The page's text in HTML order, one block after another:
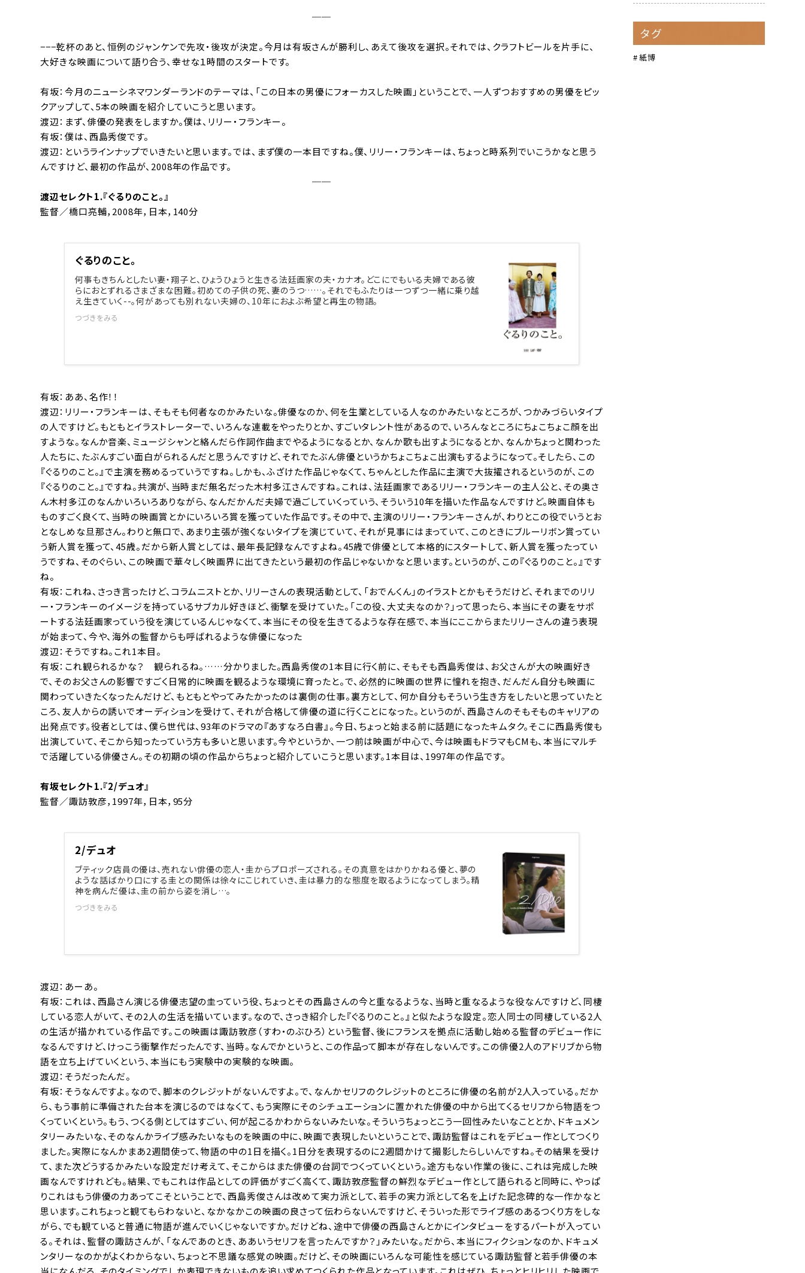
──
−−−乾杯のあと、恒例のジャンケンで先攻・後攻が決定。今月は有坂さんが勝利し、あえて後攻を選択。それでは、クラフトビールを片手に、
大好きな映画について語り合う、幸せな１時間のスタートです。
有坂：今月のニューシネマワンダーランドのテーマは、「この日本の男優にフォーカスした映画」ということで、一人ずつおすすめの男優をピッ
クアップして、5本の映画を紹介していこうと思います。
渡辺：まず、俳優の発表をしますか。僕は、リリー・フランキー。
有坂：僕は、西島秀俊です。
渡辺：というラインナップでいきたいと思います。では、まず僕の一本目ですね。僕、リリー・フランキーは、ちょっと時系列でいこうかなと思う
んですけど、最初の作品が、2008年の作品です。
──
渡辺セレクト1.『ぐるりのこと。』
監督／橋口亮輔，2008年，日本，140分
ぐるりのこと。
何事もきちんとしたい妻・翔子と、ひょうひょうと生きる法廷画家の夫・カナオ。どこにでもいる夫婦である彼
らにおとずれるさまざまな困難。初めての子供の死、妻のうつ……。それでもふたりは一つずつ一緒に乗り越
え生きていく--。何があっても別れない夫婦の、10年におよぶ希望と再生の物語。
つづきをみる
有坂：ああ、名作！！
渡辺：リリー・フランキーは、そもそも何者なのかみたいな。俳優なのか、何を生業としている人なのかみたいなところが、つかみづらいタイプ
の人ですけど。もともとイラストレーターで、いろんな連載をやったりとか、すごいタレント性があるので、いろんなところにちょこちょこ顔を出
すような。なんか音楽、ミュージシャンと絡んだら作詞作曲までやるようになるとか、なんか歌も出すようになるとか、なんかちょっと関わった
人たちに、たぶんすごい面白がられるんだと思うんですけど、それでたぶん俳優というかちょこちょこ出演もするようになって。そしたら、この
『ぐるりのこと。』で主演を務めるっていうですね。しかも、ふざけた作品じゃなくて、ちゃんとした作品に主演で大抜擢されるというのが、この
『ぐるりのこと。』ですね。共演が、当時まだ無名だった木村多江さんですね。これは、法廷画家であるリリー・フランキーの主人公と、その奥さ
ん木村多江のなんかいろいろありながら、なんだかんだ夫婦で過ごしていくっていう、そういう10年を描いた作品なんですけど。映画自体も
ものすごく良くて、当時の映画賞とかにいろいろ賞を獲っていた作品です。その中で、主演のリリー・フランキーさんが、わりとこの役でいうとお
となしめな旦那さん。わりと無口で、あまり主張が強くないタイプを演じていて、それが見事にはまっていて、このときにブルーリボン賞ってい
う新人賞を獲って、45歳。だから新人賞としては、最年長記録なんですよね。45歳で俳優として本格的にスタートして、新人賞を獲ったってい
うですね、そのぐらい、この映画で華々しく映画界に出てきたという最初の作品じゃないかなと思います。というのが、この『ぐるりのこと。』です
ね。
有坂：これね、さっき言ったけど、コラムニストとか、リリーさんの表現活動として、「おでんくん」のイラストとかもそうだけど、それまでのリリ
ー・フランキーのイメージを持っているサブカル好きほど、衝撃を受けていた。「この役、大丈夫なのか？」って思ったら、本当にその妻をサポ
ートする法廷画家っていう役を演じているんじゃなくて、本当にその役を生きてるような存在感で、本当にここからまたリリーさんの違う表現
が始まって、今や、海外の監督からも呼ばれるような俳優になった
渡辺：そうですね。これ1本目。
有坂：これ観られるかな？ 観られるね。……分かりました。西島秀俊の1本目に行く前に、そもそも西島秀俊は、お父さんが大の映画好き
で、そのお父さんの影響ですごく日常的に映画を観るような環境に育ったと。で、必然的に映画の世界に憧れを抱き、だんだん自分も映画に
関わっていきたくなったんだけど、もともとやってみたかったのは裏側の仕事。裏方として、何か自分もそういう生き方をしたいと思っていたと
ころ、友人からの誘いでオーディションを受けて、それが合格して俳優の道に行くことになった。というのが、西島さんのそもそものキャリアの
出発点です。役者としては、僕ら世代は、93年のドラマの『あすなろ白書 』。今日、ちょっと始まる前に話題になったキムタク。そこに西島秀俊も
出演していて、そこから知ったっていう方も多いと思います。今やというか、一つ前は映画が中心で、今は映画もドラマもCMも、本当にマルチ
で活躍している俳優さん。その初期の頃の作品からちょっと紹介していこうと思います。1本目は、1997年の作品です。
有坂セレクト1.『2/デュオ』
監督／諏訪敦彦，1997年，日本，95分
2/デュオ
ブティック店員の優は、売れない俳優の恋人・圭からプロポーズされる。その真意をはかりかねる優と、夢の
ような話ばかり口にする圭との関係は徐々にこじれていき、圭は暴力的な態度を取るようになってしまう。精
神を病んだ優は、圭の前から姿を消し…。
つづきをみる
渡辺：あーあ。
有坂：これは、西島さん演じる俳優志望の圭っていう役、ちょっとその西島さんの今と重なるような、当時と重なるような役なんですけど、同棲
している恋人がいて、その2人の生活を描いています。なので、さっき紹介した『ぐるりのこと。』と似たような設定。恋人同士の同棲している2人
の生活が描かれている作品です。この映画は諏訪敦彦（すわ・のぶひろ）という監督、後にフランスを拠点に活動し始める監督のデビュー作に
なるんですけど、けっこう衝撃作だったんです、当時。なんでかというと、この作品って脚本が存在しないんです。この俳優2人のアドリブから物
語を立ち上げていくという、本当にもう実験中の実験的な映画。
渡辺：そうだったんだ。
有坂：そうなんですよ。なので、脚本のクレジットがないんですよ。で、なんかセリフのクレジットのところに俳優の名前が2人入っている。だか
ら、もう事前に準備された台本を演じるのではなくて、もう実際にそのシチュエーションに置かれた俳優の中から出てくるセリフから物語をつ
くっていくという。もう、つくる側としてはすごい、何が起こるかわからないみたいな。そういうちょっとこう一回性みたいなこととか、ドキュメン
タリーみたいな、そのなんかライブ感みたいなものを映画の中に、映画で表現したいということで、諏訪監督はこれをデビュー作としてつくり
ました。実際になんかまあ2週間使って、物語の中の1日を描く。1日分を表現するのに2週間かけて撮影したらしいんですね。その結果を受け
て、また次どうするかみたいな設定だけ考えて、そこからはまた俳優の台詞でつくっていくという。途方もない作業の後に、これは完成した映
画なんですけれども。結果、でもこれは作品としての評価がすごく高くて、諏訪敦彦監督の鮮烈なデビュー作として語られると同時に、やっぱ
りこれはもう俳優の力あってこそということで、西島秀俊さんは改めて実力派として、若手の実力派として名を上げた記念碑的な一作かなと
思います。これちょっと観てもらわないと、なかなかこの映画の良さって伝わらないんですけど、そういった形でライブ感のあるつくり方をしな
がら、でも観ていると普通に物語が進んでいくじゃないですか。だけどね、途中で俳優の西島さんとかにインタビューをするパートが入ってい
る。それは、監督の諏訪さんが、「なんであのとき、ああいうセリフを言ったんですか？」みたいな。だから、本当にフィクションなのか、ドキュメ
ンタリーなのかがよくわからない、ちょっと不思議な感覚の映画。だけど、その映画にいろんな可能性を感じている諏訪監督と若手俳優の本
タグ
紙博